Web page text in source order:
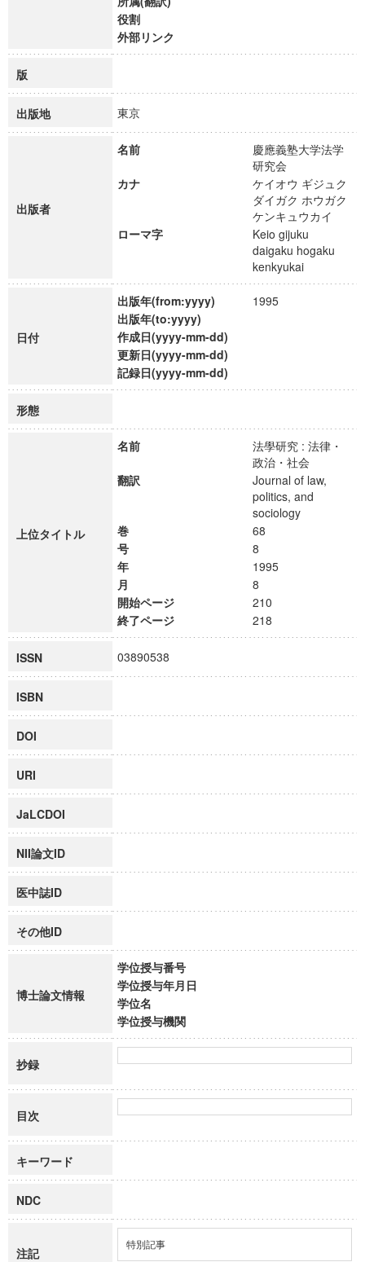
役割
外部リンク
版
出版地 東京
出版者
名前
慶應義塾大学法学
研究会
カナ
ケイオウ ギジュク
ダイガク ホウガク
ケンキュウカイ
ローマ字
Keio gijuku
daigaku hogaku
kenkyukai
日付
出版年(from:yyyy)
1995
出版年(to:yyyy)
作成日(yyyy-mm-dd)
更新日(yyyy-mm-dd)
記録日(yyyy-mm-dd)
形態
上位タイトル
名前
法學研究 : 法律・
政治・社会
翻訳
Journal of law,
politics, and
sociology
巻
68
号
8
年
1995
月
8
開始ページ
210
終了ページ
218
ISSN 03890538
ISBN
DOI
URI
JaLCDOI
NII論文ID
医中誌ID
その他ID
博士論文情報
学位授与番号
学位授与年月日
学位名
学位授与機関
抄録
目次
キーワード
NDC
注記
特別記事